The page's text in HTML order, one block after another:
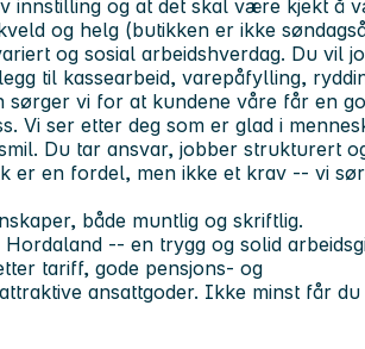
innstilling og at det skal være kjekt å
og helg (butikken er ikke
og sosial arbeidshverdag. Du vil
til kassearbeid, varepåfylling,
sørger vi for at kundene våre får en
Vi ser etter deg som er glad i
Du tar ansvar, jobber strukturert
er en fordel, men ikke et krav -- vi
både muntlig og skriftlig.
-- en trygg og solid
tariff, gode pensjons- og
ansattgoder. Ikke minst får